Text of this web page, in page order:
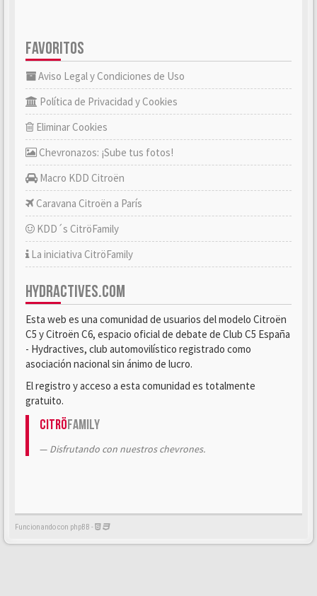
FAVORITOS
Aviso Legal y Condiciones de Uso
Política de Privacidad y Cookies
Eliminar Cookies
Chevronazos: ¡Sube tus fotos!
Macro KDD Citroën
Caravana Citroën a París
KDD´s CitröFamily
La iniciativa CitröFamily
HYDRACTIVES.COM
Esta web es una comunidad de usuarios del modelo Citroën
C5 y Citroën C6, espacio oficial de debate de Club C5 España
- Hydractives, club automovilístico registrado como
asociación nacional sin ánimo de lucro.
El registro y acceso a esta comunidad es totalmente
gratuito.
CitröFamily
Disfrutando con nuestros chevrones.
Funcionando con phpBB -